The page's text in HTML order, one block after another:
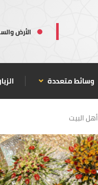
الأرض
وسائط متعددة
أهل البيت